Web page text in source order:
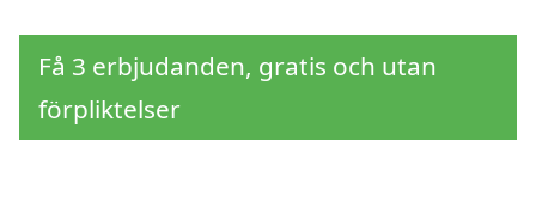
Få 3 erbjudanden, gratis och utan
förpliktelser